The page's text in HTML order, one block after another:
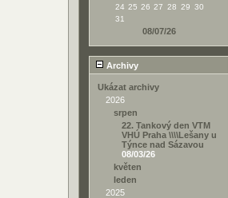
24 25 26 27 28 29 30
31
08/07/26
Archivy
Ukázat archivy
2026
srpen
22. Tankový den VTM
VHÚ Praha \\\\Lešany u
Týnce nad Sázavou
08/03/26
květen
leden
2025